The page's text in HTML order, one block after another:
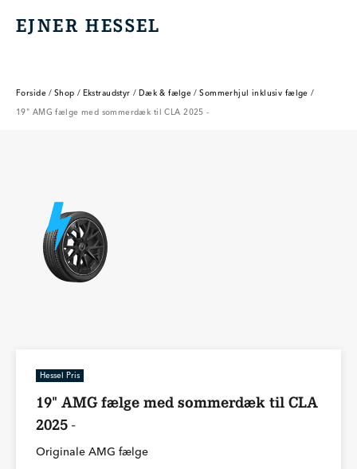
EJNER HESSEL
EJNER HESSEL
Forside / Shop / Ekstraudstyr / Dæk & fælge / Sommerhjul inklusiv fælge /
19" AMG fælge med sommerdæk til CLA 2025 -
Hessel Pris
19" AMG fælge med sommerdæk til CLA
2025 -
Originale AMG fælge